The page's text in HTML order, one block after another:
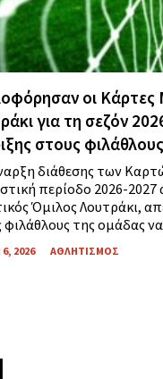
οι
για τη σεζόν
στους φιλάθλους
διάθεσης των
περίοδο 2026-2027
Όμιλος Λουτράκι,
φιλάθλους της ομάδας
2026 ΑΘΛΗΤΙΣΜΟΣ